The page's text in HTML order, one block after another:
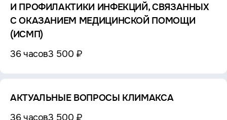
И ПРОФИЛАКТИКИ ИНФЕКЦИЙ, СВЯЗАННЫХ
С ОКАЗАНИЕМ МЕДИЦИНСКОЙ ПОМОЩИ
(ИСМП)
36 часов3 500 ₽
АКТУАЛЬНЫЕ ВОПРОСЫ КЛИМАКСА
36 часов3 500 ₽